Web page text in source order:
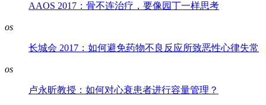
AAOS 2017：骨不连治疗，要像园丁一样思考
os
长城会 2017：如何避免药物不良反应所致恶性心律失常
os
卢永昕教授：如何对心衰患者进行容量管理？